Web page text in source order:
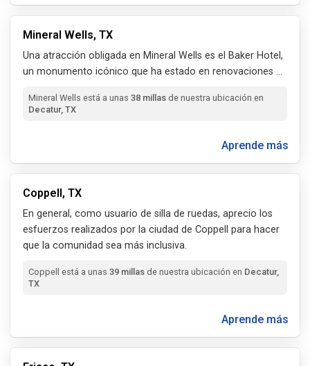
Mineral Wells, TX
Una atracción obligada en Mineral Wells es el Baker Hotel,
un monumento icónico que ha estado en renovaciones ...
Mineral Wells está a unas 38 millas de nuestra ubicación en
Decatur, TX
Aprende más
Coppell, TX
En general, como usuario de silla de ruedas, aprecio los
esfuerzos realizados por la ciudad de Coppell para hacer
que la comunidad sea más inclusiva.
Coppell está a unas 39 millas de nuestra ubicación en Decatur,
TX
Aprende más